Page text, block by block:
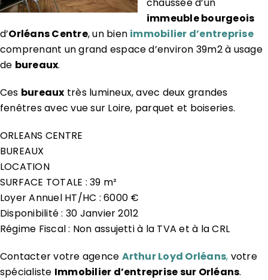
chaussée d’un
immeuble bourgeois
d’Orléans Centre, un bien immobilier d’entreprise
comprenant un grand espace d’environ 39m2 à usage
de bureaux.
Ces bureaux très lumineux, avec deux grandes
fenêtres avec vue sur Loire, parquet et boiseries.
ORLEANS CENTRE
BUREAUX
LOCATION
SURFACE TOTALE : 39 m²
Loyer Annuel HT/HC : 6000 €
Disponibilité : 30 Janvier 2012
Régime Fiscal : Non assujetti à la TVA et à la CRL
Contacter votre agence Arthur Loyd Orléans, votre
spécialiste Immobilier d’entreprise sur Orléans.